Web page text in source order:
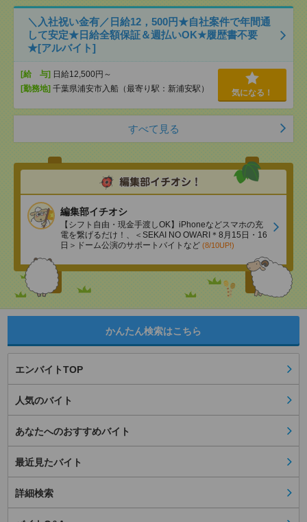
＼入社祝い金有／日給12，500円★自社案件で年間通
して安定★日給全額保証＆週払いOK★履歴書不要
★[アルバイト]
[給 与] 日給12,500円～
[勤務地] 千葉県浦安市入船（最寄り駅：新浦安駅） 気になる！
すべて見る
編集部イチオシ
【シフト自由・現金手渡しOK】iPhoneなどスマホの充
電を繋げるだけ！、＜SEKAI NO OWARI＊8月15日・16
日＞ドーム公演のサポートバイトなど (8/10UP!)
かんたん検索はこちら
エンバイトTOP
人気のバイト
あなたへのおすすめバイト
最近見たバイト
詳細検索